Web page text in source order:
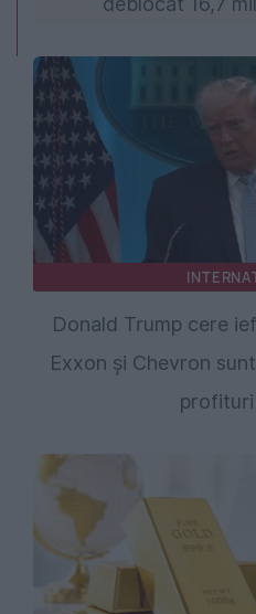
Donald Trump cere
Exxon și Chevron
profituri